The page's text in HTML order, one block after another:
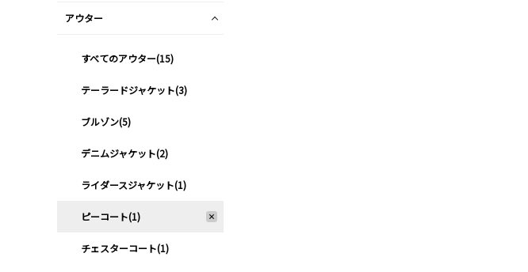
アウター
すべてのアウター(15)
テーラードジャケット(3)
ブルゾン(5)
デニムジャケット(2)
ライダースジャケット(1)
ピーコート(1)
チェスターコート(1)